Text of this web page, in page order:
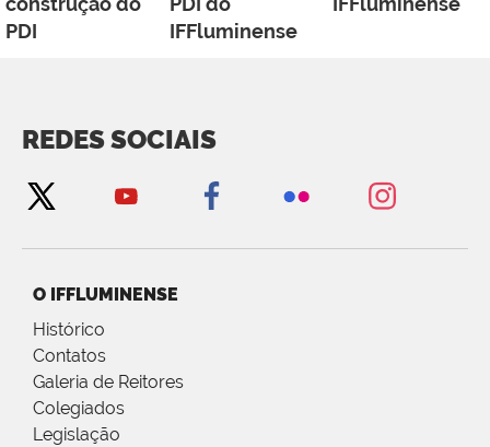
PDI
IFFluminense
REDES SOCIAIS
O IFFLUMINENSE
Histórico
Contatos
Galeria de Reitores
Colegiados
Legislação